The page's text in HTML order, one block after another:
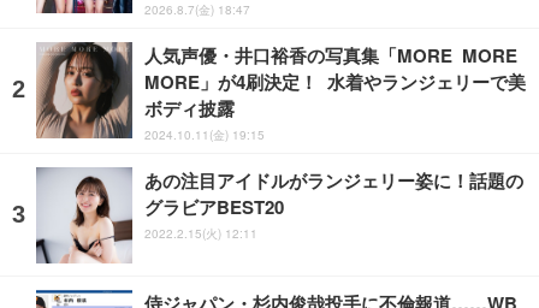
2026.8.7(金) 18:47
人気声優・井口裕香の写真集「MORE MORE
MORE」が4刷決定！ 水着やランジェリーで美
ボディ披露
2024.10.11(金) 19:15
あの注目アイドルがランジェリー姿に！話題の
グラビアBEST20
2022.2.15(火) 12:11